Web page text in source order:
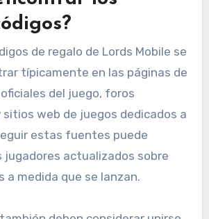
de regalo de Lords Mobile se
típicamente en las páginas de
del juego, foros
web de juegos dedicados a
estas fuentes puede
jugadores actualizados sobre
a medida que se lanzan.